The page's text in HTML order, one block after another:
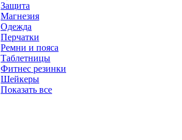
Защита
Магнезия
Одежда
Перчатки
Ремни и пояса
Таблетницы
Фитнес резинки
Шейкеры
Показать все